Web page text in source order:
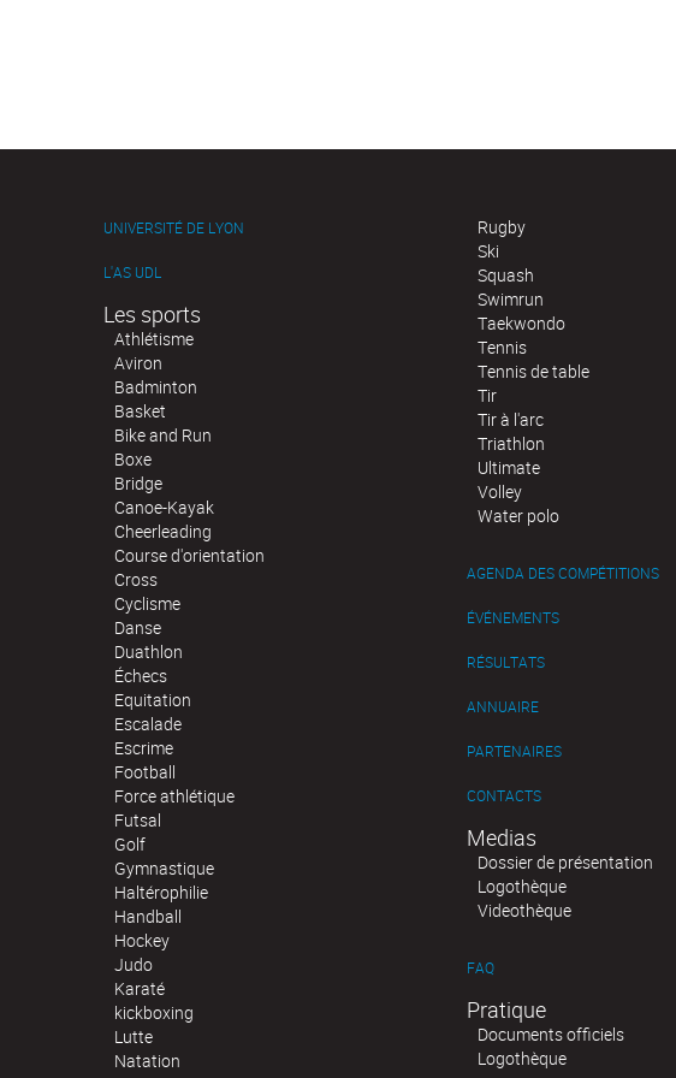
UNIVERSITÉ DE LYON
L'AS UDL
Les sports
Athlétisme
Aviron
Badminton
Basket
Bike and Run
Boxe
Bridge
Canoe-Kayak
Cheerleading
Course d'orientation
Cross
Cyclisme
Danse
Duathlon
Échecs
Equitation
Escalade
Escrime
Football
Force athlétique
Futsal
Golf
Gymnastique
Haltérophilie
Handball
Hockey
Judo
Karaté
kickboxing
Lutte
Natation
Rugby
Ski
Squash
Swimrun
Taekwondo
Tennis
Tennis de table
Tir
Tir à l'arc
Triathlon
Ultimate
Volley
Water polo
AGENDA DES COMPÉTITIONS
ÉVÉNEMENTS
RÉSULTATS
ANNUAIRE
PARTENAIRES
CONTACTS
Medias
Dossier de présentation
Logothèque
Videothèque
FAQ
Pratique
Documents officiels
Logothèque